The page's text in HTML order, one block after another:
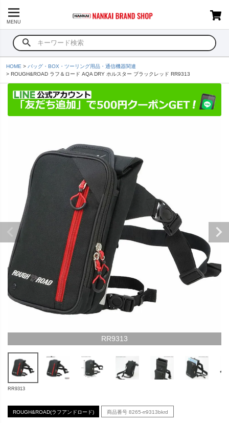
MENU
HOME
バッグ・BOX・ツーリング用品・通信機器関連
ROUGH&ROAD ラフ＆ロード AQA DRY ホルスター ブラックレッド RR9313
RR9313
RR9313
ROUGH&ROAD(ラフアンドロード) 商品番号 8265-rr9313bkrd